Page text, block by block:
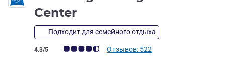
Center
Подходит для семейного отдыха
Примечание: отзывы клиентов (Рейтинг ALL)
4.3/5 Отзывов: 522